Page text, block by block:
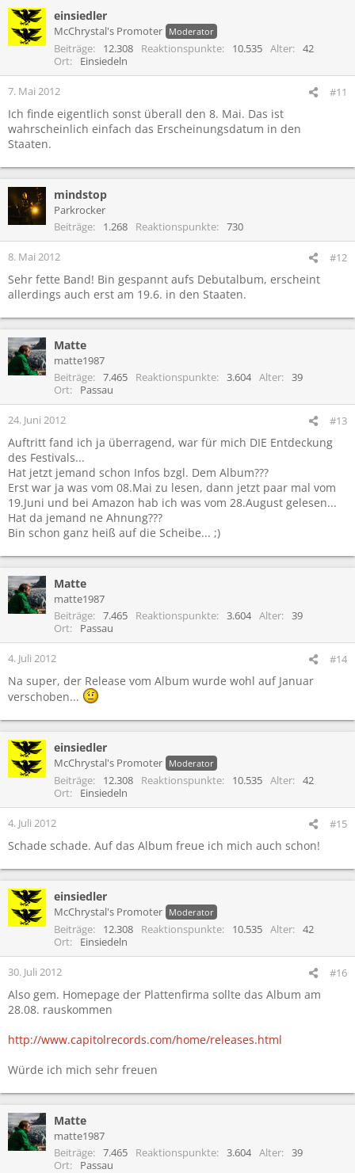
einsiedler
McChrystal's Promoter Moderator
Beiträge 12.308 Reaktionspunkte 10.535 Alter
42
Ort
Einsiedeln
7. Mai 2012 #11
Ich finde eigentlich sonst überall den 8. Mai. Das ist
wahrscheinlich einfach das Erscheinungsdatum in den
Staaten.
mindstop
Parkrocker
Beiträge
1.268 Reaktionspunkte 730
8. Mai 2012 #12
Sehr fette Band! Bin gespannt aufs Debutalbum, erscheint
allerdings auch erst am 19.6. in den Staaten.
Matte
matte1987
Beiträge
7.465 Reaktionspunkte 3.604 Alter
39
Ort
Passau
24. Juni 2012 #13
Auftritt fand ich ja überragend, war für mich DIE Entdeckung
des Festivals...
Hat jetzt jemand schon Infos bzgl. Dem Album???
Erst war ja was vom 08.Mai zu lesen, dann jetzt paar mal vom
19.Juni und bei Amazon hab ich was vom 28.August gelesen...
Hat da jemand ne Ahnung???
Bin schon ganz heiß auf die Scheibe... ;)
Matte
matte1987
Beiträge
7.465 Reaktionspunkte 3.604 Alter
39
Ort
Passau
4. Juli 2012 #14
Na super, der Release vom Album wurde wohl auf Januar
verschoben...
einsiedler
McChrystal's Promoter Moderator
Beiträge 12.308 Reaktionspunkte 10.535 Alter
42
Ort
Einsiedeln
4. Juli 2012 #15
Schade schade. Auf das Album freue ich mich auch schon!
einsiedler
McChrystal's Promoter Moderator
Beiträge 12.308 Reaktionspunkte 10.535 Alter
42
Ort
Einsiedeln
30. Juli 2012 #16
Also gem. Homepage der Plattenfirma sollte das Album am
28.08. rauskommen
http://www.capitolrecords.com/home/releases.html
Würde ich mich sehr freuen
Matte
matte1987
Beiträge
7.465 Reaktionspunkte 3.604 Alter
39
Ort
Passau